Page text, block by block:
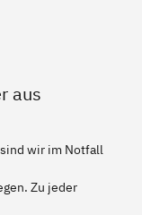
aus
wir im Notfall
Zu jeder